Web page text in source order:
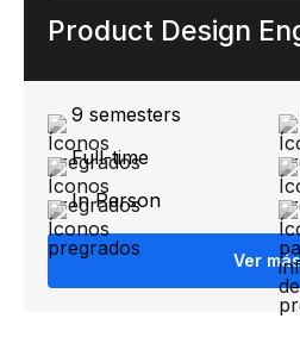
Product Design
9 semesters
Full-time
In Person
Ver más